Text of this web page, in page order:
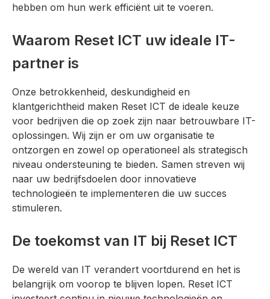
hebben om hun werk efficiënt uit te voeren.
Waarom Reset ICT uw ideale IT-
partner is
Onze betrokkenheid, deskundigheid en
klantgerichtheid maken Reset ICT de ideale keuze
voor bedrijven die op zoek zijn naar betrouwbare IT-
oplossingen. Wij zijn er om uw organisatie te
ontzorgen en zowel op operationeel als strategisch
niveau ondersteuning te bieden. Samen streven wij
naar uw bedrijfsdoelen door innovatieve
technologieën te implementeren die uw succes
stimuleren.
De toekomst van IT bij Reset ICT
De wereld van IT verandert voortdurend en het is
belangrijk om voorop te blijven lopen. Reset ICT